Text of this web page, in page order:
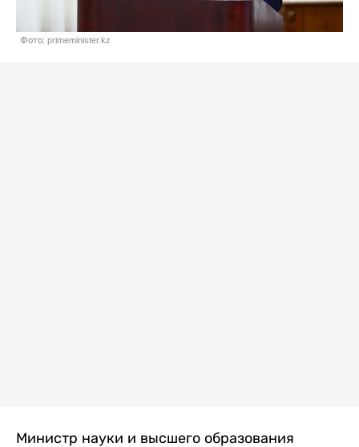
Фото: primeminister.kz
Министр науки и высшего образования